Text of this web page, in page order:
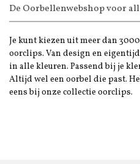
De Oorbellenwebshop voor
Je kunt kiezen uit meer dan
oorclips. Van design en
in alle kleuren. Passend bij je
Altijd wel een oorbel die past.
eens bij onze collectie oorclips.